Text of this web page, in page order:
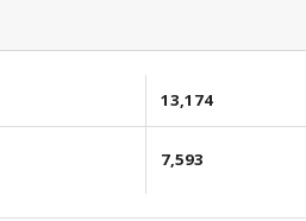
13,174
7,593